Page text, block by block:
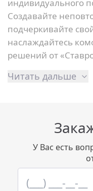
индивидуального
Создавайте
подчеркивайте
наслаждайтесь
решений от
Читать дальше
У Вас есть